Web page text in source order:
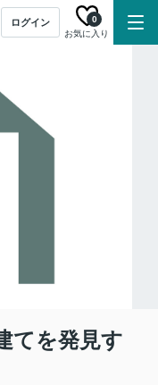
ログイン
お気に入り
0
てを発見す